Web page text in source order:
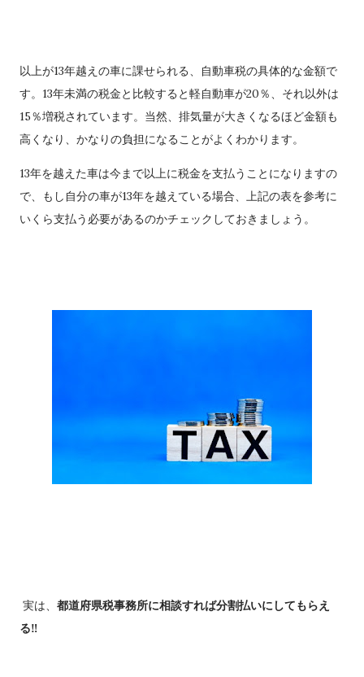
以上が13年越えの車に課せられる、自動車税の具体的な金額で
す。13年未満の税金と比較すると軽自動車が20％、それ以外は
15％増税されています。当然、排気量が大きくなるほど金額も
高くなり、かなりの負担になることがよくわかります。
13年を越えた車は今まで以上に税金を支払うことになりますの
で、もし自分の車が13年を越えている場合、上記の表を参考に
いくら支払う必要があるのかチェックしておきましょう。
実は、 都道府県税事務所に相談すれば分割払いにしてもらえ
る‼️